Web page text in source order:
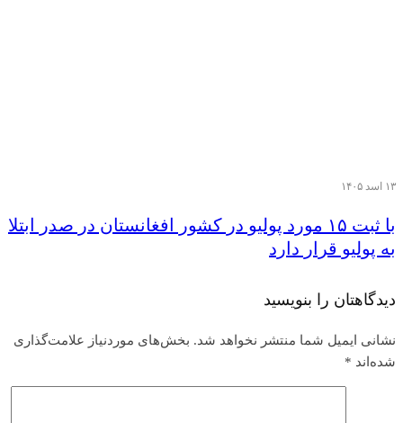
۱۳ اسد ۱۴۰۵
با ثبت ۱۵ مورد پولیو در کشور افغانستان در صدر ابتلا
به پولیو قرار دارد
دیدگاهتان را بنویسید
نشانی ایمیل شما منتشر نخواهد شد. بخش‌های موردنیاز علامت‌گذاری
شده‌اند *